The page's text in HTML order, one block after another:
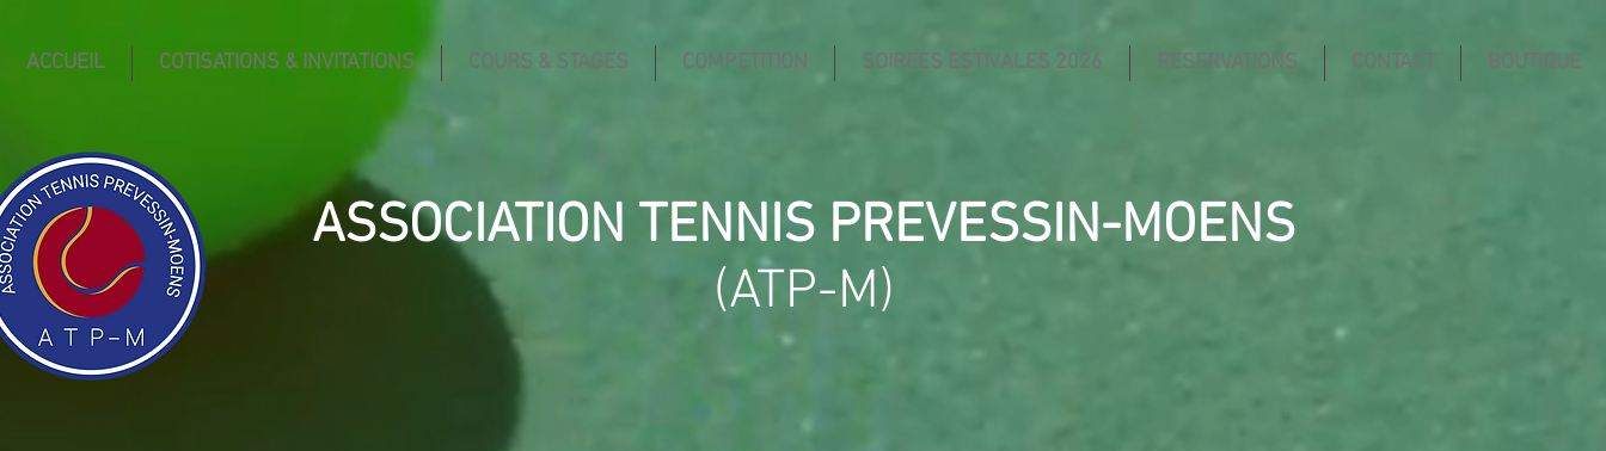
ACCUEIL COTISATIONS & INVITATIONS COURS & STAGES COMPETITION SOIREES ESTIVALES 2026 RESERVATIONS CONTACT BOUTIQUE
ASSOCIATION TENNIS PREVESSIN-MOENS
(ATP-M)